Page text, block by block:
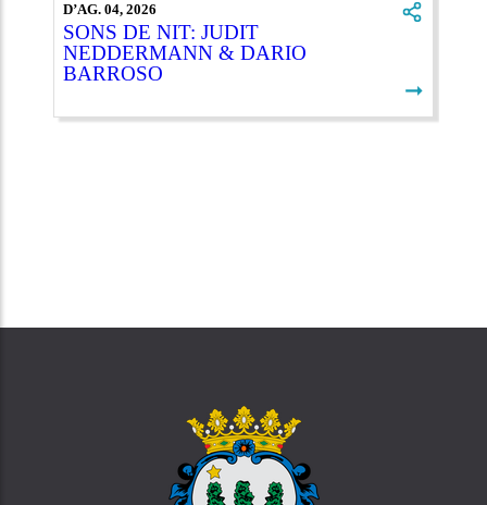
D’AG. 04, 2026
SONS DE NIT: JUDIT
NEDDERMANN & DARIO
BARROSO
➞